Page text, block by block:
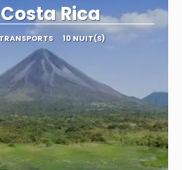
Rica
10 NUIT(S)